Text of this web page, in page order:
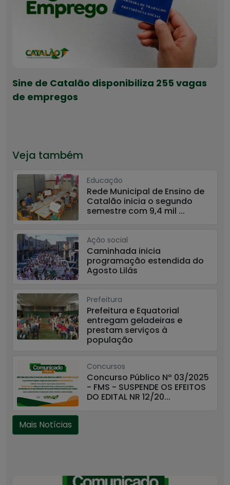
Sine de Catalão disponibiliza 255 vagas
de empregos
Veja também
Educação
Rede Municipal de Ensino de
Catalão inicia o segundo
semestre com 9,4 mil ...
Ação social
Caminhada inicia
programação estendida do
Agosto Lilás
Prefeitura
Prefeitura e Equatorial
entregam geladeiras e
prestam serviços à
população
Concursos
Concurso Público Nº 03/2025
- FMS - SUSPENDE OS EFEITOS
DO EDITAL NR 12/20...
Mais Notícias